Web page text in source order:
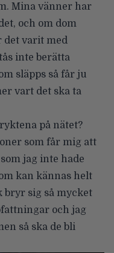
Mina vänner har
och om dom
det varit med
inte berätta
släpps så får ju
vart det ska ta
på nätet?
som får mig att
jag inte hade
kan kännas helt
bryr sig så mycket
och jag
så ska de bli